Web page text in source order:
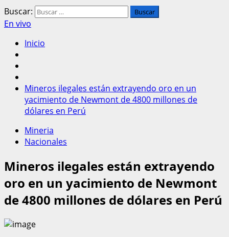
Buscar:
En vivo
Inicio
Mineros ilegales están extrayendo oro en un
yacimiento de Newmont de 4800 millones de
dólares en Perú
Mineria
Nacionales
Mineros ilegales están extrayendo
oro en un yacimiento de Newmont
de 4800 millones de dólares en Perú